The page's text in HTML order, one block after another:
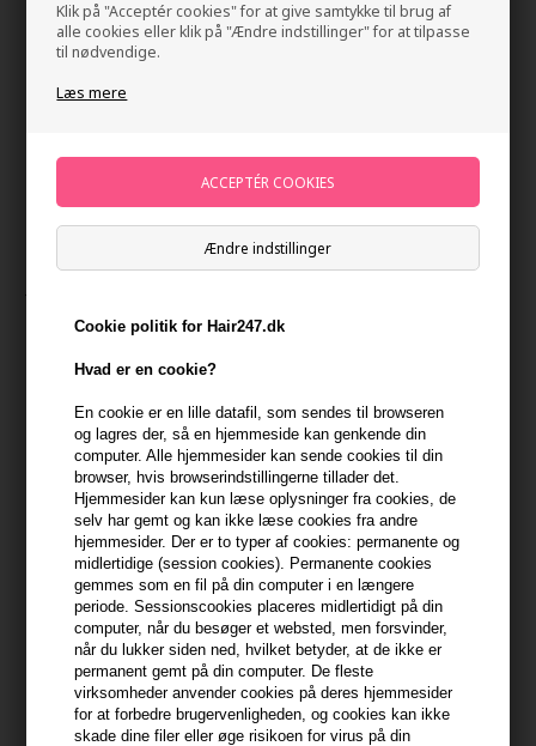
Klik på "Acceptér cookies" for at give samtykke til brug af
alle cookies eller klik på "Ændre indstillinger" for at tilpasse
til nødvendige.
Læs mere
Ændre indstillinger
Cookie politik for Hair247.dk
Hvad er en cookie?
En cookie er en lille datafil, som sendes til browseren
og lagres der, så en hjemmeside kan genkende din
computer. Alle hjemmesider kan sende cookies til din
browser, hvis browserindstillingerne tillader det.
Hjemmesider kan kun læse oplysninger fra cookies, de
selv har gemt og kan ikke læse cookies fra andre
hjemmesider. Der er to typer af cookies: permanente og
midlertidige (session cookies). Permanente cookies
gemmes som en fil på din computer i en længere
periode. Sessionscookies placeres midlertidigt på din
computer, når du besøger et websted, men forsvinder,
når du lukker siden ned, hvilket betyder, at de ikke er
permanent gemt på din computer. De fleste
virksomheder anvender cookies på deres hjemmesider
for at forbedre brugervenligheden, og cookies kan ikke
skade dine filer eller øge risikoen for virus på din
Mærker» Joico
178,00 DKK
+
På lager- Leveringstid 1-2 dage
Du får 9 DKK til dit næste køb når du køber denne vare -Vis
min konto
399,10 DKK FRA GRATIS FRAGT 399.1 DKK
Beskrivelse Anmeldelser Fabrikant